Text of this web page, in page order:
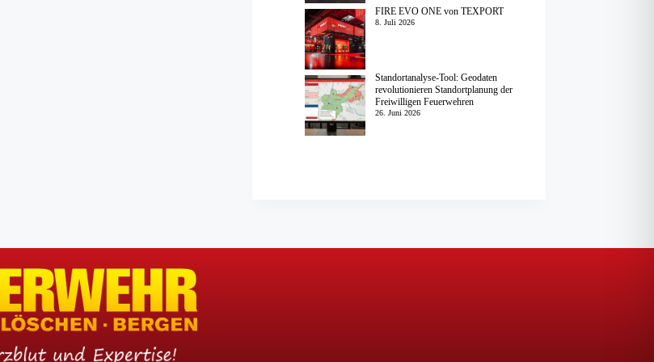
FIRE EVO ONE von TEXPORT
8. Juli 2026
Standortanalyse-Tool: Geodaten
revolutionieren Standortplanung der
Freiwilligen Feuerwehren
26. Juni 2026